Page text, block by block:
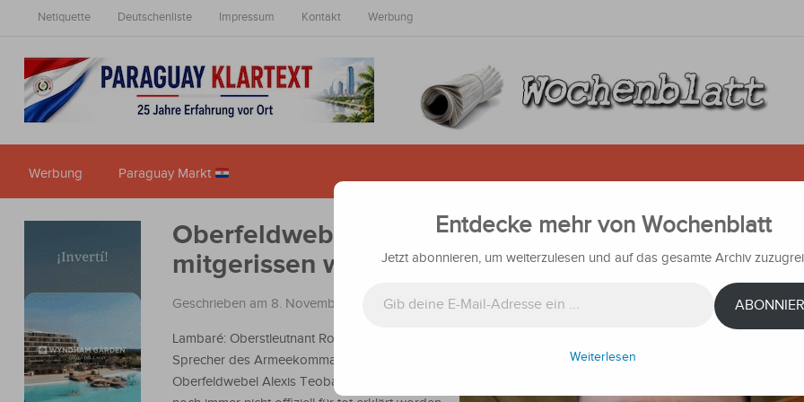
Netiquette Deutschenliste Impressum Kontakt Werbung
Werbung Paraguay Markt
Oberfeldwebel, der vor zwei Jahren von einer
mitgerissen wurde, noch immer nicht für tot erklärt ​
Geschrieben am 8. November 2025 inNachrichten
Lambaré: Oberstleutnant Robert Giménez,
Sprecher des Armeekommandos, erklärte, dass
Oberfeldwebel Alexis Teobaldo Sosa Leiva
Entdecke mehr von Wochenblatt
Jetzt abonnieren, um weiterzulesen und auf das gesamte Archiv
Weiterlesen